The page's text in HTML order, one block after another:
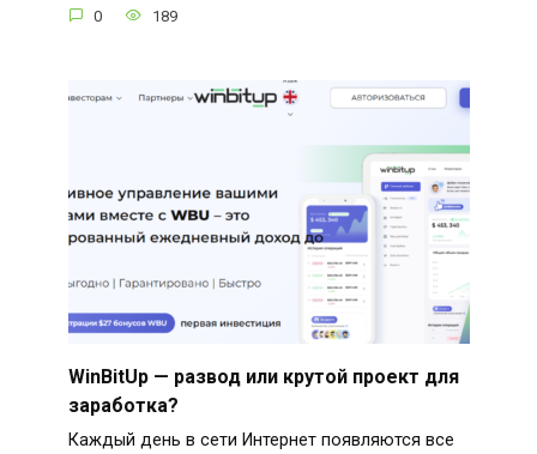
0 189
WinBitUp — развод или крутой проект для
заработка?
Каждый день в сети Интернет появляются все